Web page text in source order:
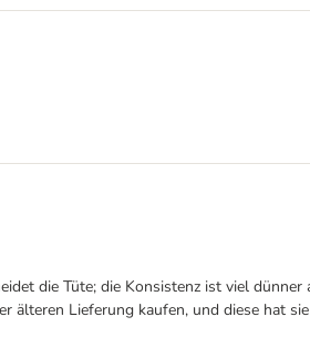
die Tüte; die Konsistenz ist viel
Lieferung kaufen, und diese hat